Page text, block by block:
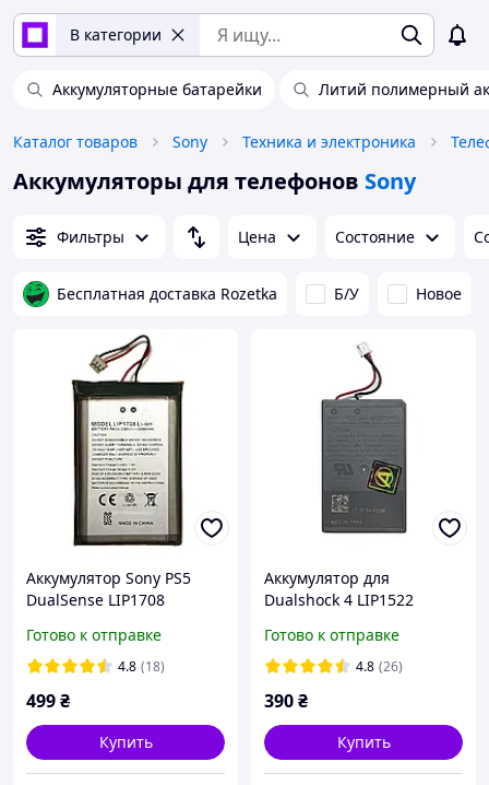
В категории
Аккумуляторные батарейки Литий полимерный
Каталог товаров Sony Техника и электроника
Аккумуляторы для телефонов Sony
Фильтры Цена Состояние
Бесплатная доставка Rozetka Б/У Новое
Аккумулятор Sony PS5
DualSense LIP1708
Готово к отправке
4.8 (18)
499₴
Купить
Аккумулятор для
Dualshock 4 LIP1522
Готово к отправке
4.8 (26)
390₴
Купить